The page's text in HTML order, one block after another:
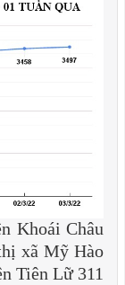
Khoái Châu
xã Mỹ Hào
Tiên Lữ 311